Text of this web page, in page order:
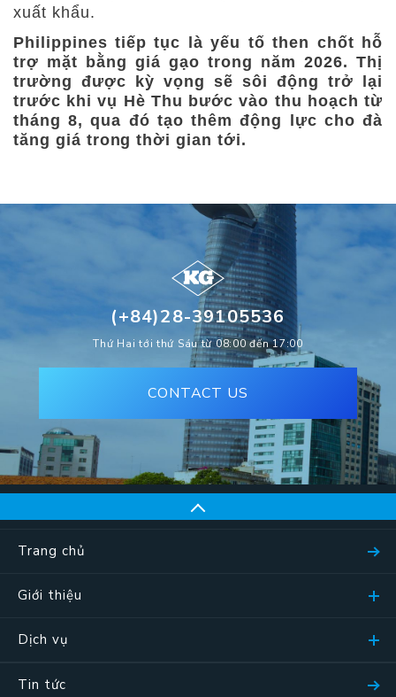
xuất khẩu.
Philippines tiếp tục là yếu tố then chốt hỗ
trợ mặt bằng giá gạo trong năm 2026. Thị
trường được kỳ vọng sẽ sôi động trở lại
trước khi vụ Hè Thu bước vào thu hoạch từ
tháng 8, qua đó tạo thêm động lực cho đà
tăng giá trong thời gian tới.
(+84)28-39105536
Thứ Hai tới thứ Sáu từ 08:00 đến 17:00
CONTACT US
Trang chủ
Giới thiệu
Dịch vụ
Tin tức